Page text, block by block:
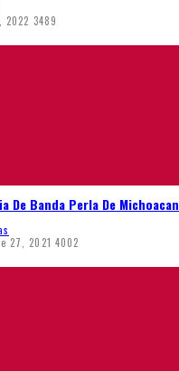
2022 3489
De Banda Perla De Michoacan
27, 2021 4002